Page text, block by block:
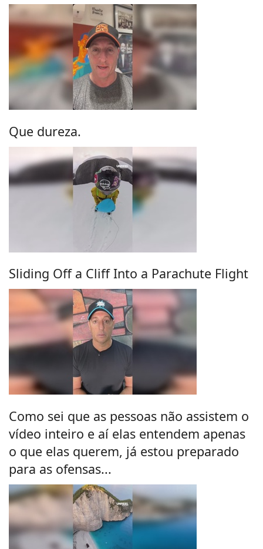
Que dureza.
Sliding Off a Cliff Into a Parachute Flight
Como sei que as pessoas não assistem o
vídeo inteiro e aí elas entendem apenas
o que elas querem, já estou preparado
para as ofensas...